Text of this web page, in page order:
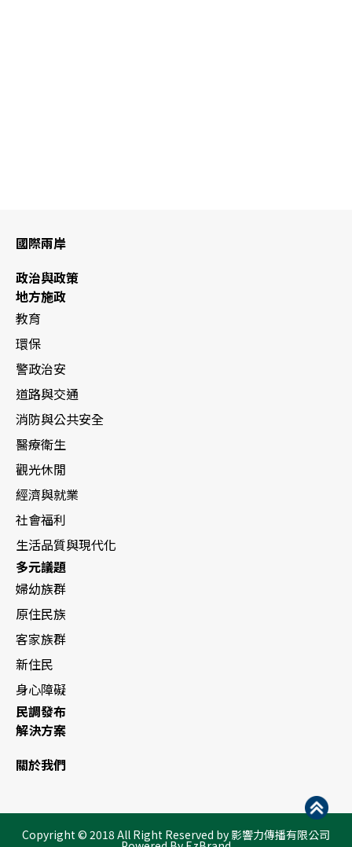
國際兩岸
政治與政策
地方施政
教育
環保
警政治安
道路與交通
消防與公共安全
醫療衛生
觀光休閒
經濟與就業
社會福利
生活品質與現代化
多元議題
婦幼族群
原住民族
客家族群
新住民
身心障礙
民調發布
解決方案
關於我們
Copyright © 2018 All Right Reserved by 影響力傳播有限公司